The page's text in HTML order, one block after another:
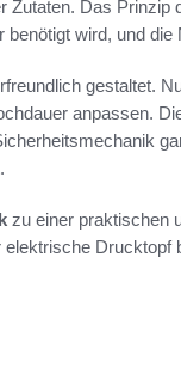
Zutaten. Das Prinzip
wird, und die
gestaltet.
anpassen.
zu einer praktischen
Drucktopf